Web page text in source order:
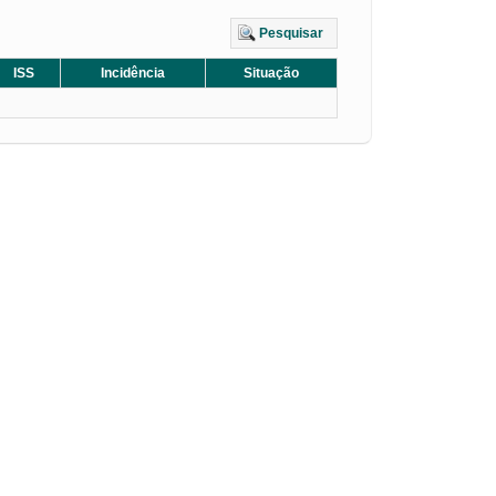
Pesquisar
ISS Incidência
Situação